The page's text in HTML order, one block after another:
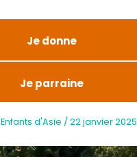
Je donne
Je parraine
Enfants d'Asie / 22 janvier 2025